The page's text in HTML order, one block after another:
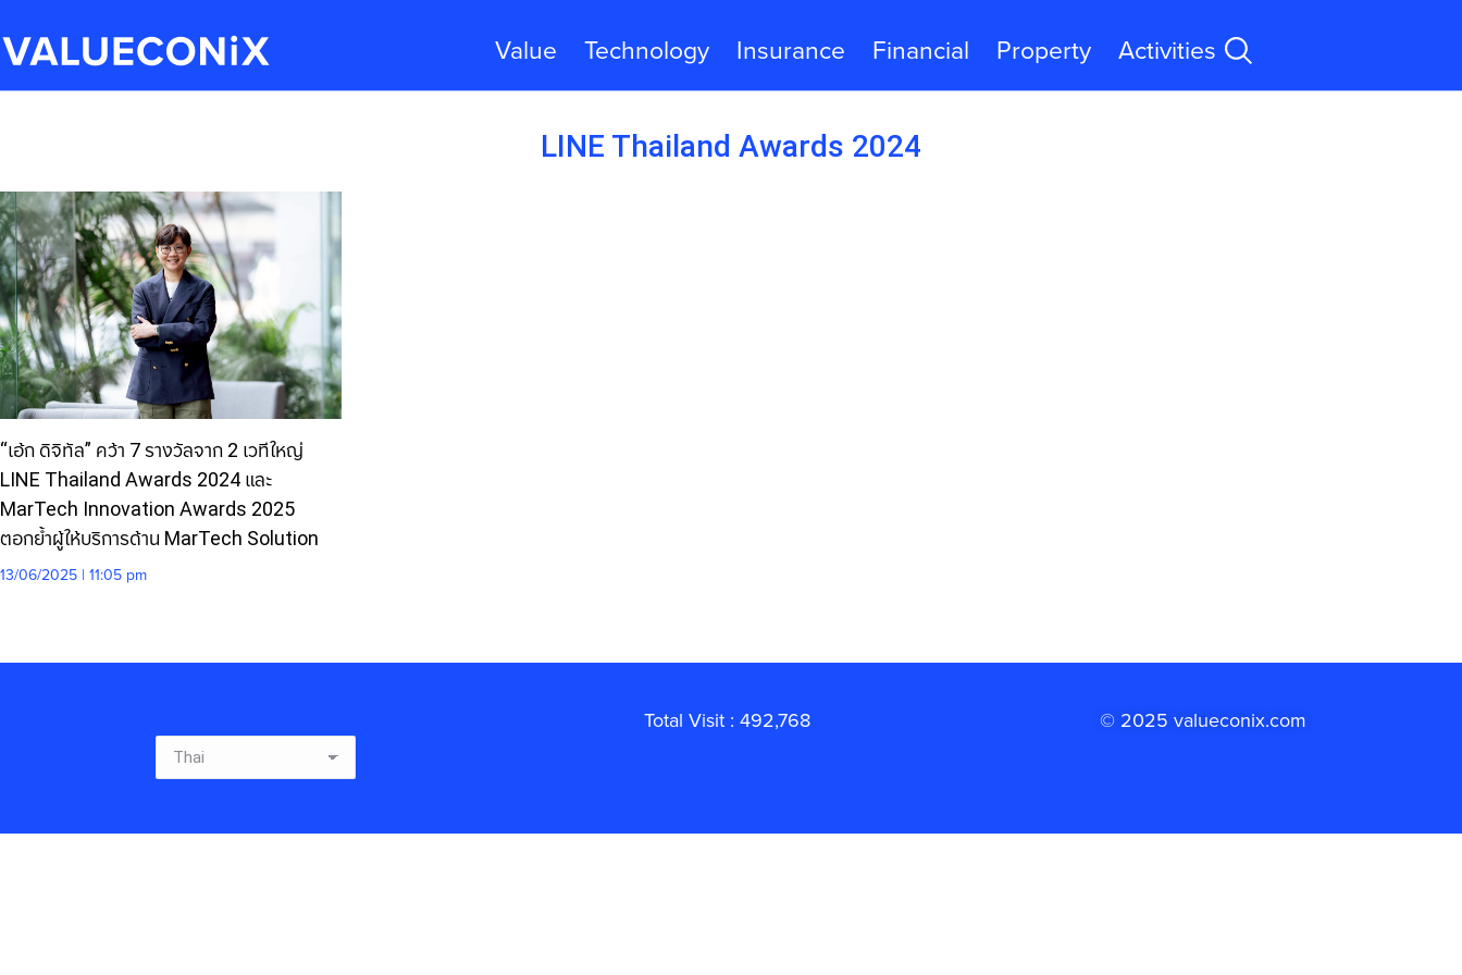
Value Technology Insurance Financial Property Activities
LINE Thailand Awards 2024
“เอ้ก ดิจิทัล” คว้า 7 รางวัลจาก 2 เวทีใหญ่
LINE Thailand Awards 2024 และ
MarTech Innovation Awards 2025
ตอกย้ำผู้ให้บริการด้าน MarTech Solution
13/06/2025 | 11:05 pm
Total Visit : 492,768 © 2025 valueconix.com